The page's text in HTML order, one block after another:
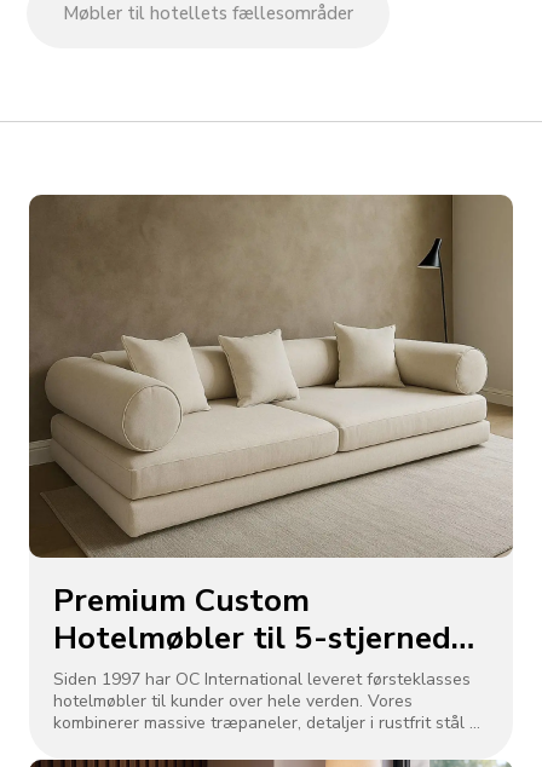
Møbler til hotellets fællesområder
Premium Custom
Hotelmøbler til 5-stjernede
ejendomme | Fremstillet i
Dongguan af OC
International
Siden 1997 har OC International leveret førsteklasses
hotelmøbler til kunder over hele verden. Vores
kombinerer massive træpaneler, detaljer i rustfrit stål og